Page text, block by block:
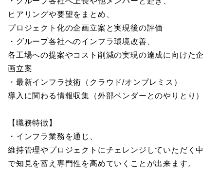
ヒアリングや要望をまとめ、
プロジェクト化の企画立案と実現後の評価
・グループ各社へのインフラ環境改善、
各工場への提案やコスト削減の実現の達成に向けた企
画立案
・最新インフラ技術（クラウド/オンプレミス）
導入に関わる情報収集（外部ベンダーとのやりとり）
【職務特徴】
・インフラ業務を通じ、
維持管理やプロジェクトにチェレンジしていただく中
で知見を蓄え専門性を高めていくことが出来ます。